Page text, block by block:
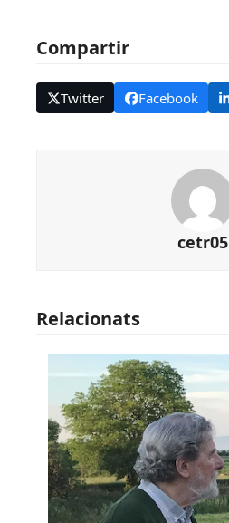
Compartir
Twitter Facebook
cetr05
Relacionats